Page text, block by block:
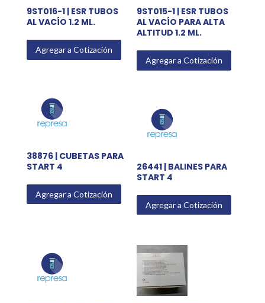
9ST016-1 | ESR TUBOS
AL VACÍO 1.2 ML.
Agregar a Cotización
9ST015-1 | ESR TUBOS
AL VACÍO PARA ALTA
ALTITUD 1.2 ML.
Agregar a Cotización
38876 | CUBETAS PARA
START 4
Agregar a Cotización
26441 | BALINES PARA
START 4
Agregar a Cotización